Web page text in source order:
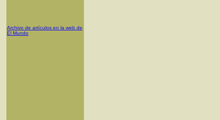
Archivo de artículos en la web de
El Mundo